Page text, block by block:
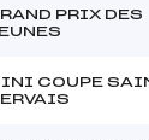
PRIX DES
COUPE